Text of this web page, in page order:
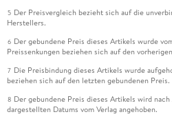
5 Der Preisvergleich bezieht sich auf die
Herstellers.
6 Der gebundene Preis dieses Artikels wurde
Preissenkungen beziehen sich auf den
7 Die Preisbindung dieses Artikels wurde
beziehen sich auf den letzten gebundenen Preis.
8 Der gebundene Preis dieses Artikels wird
dargestellten Datums vom Verlag angehoben.